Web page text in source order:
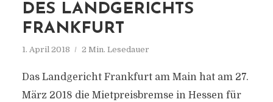
ES LANDGERICHTS F
RANKFURT
1. April 2018 2 Min. Lesedauer
Das Landgericht Frankfurt am Main hat am 27.
März 2018 die Mietpreisbremse in Hessen für